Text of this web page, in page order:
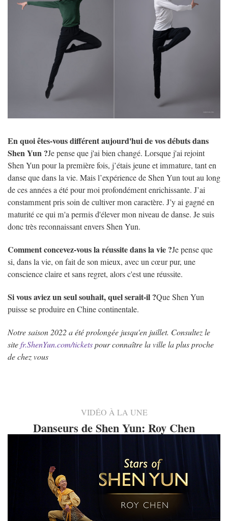
En quoi êtes-vous différent aujourd'hui de vos débuts dans
Shen Yun ?Je pense que j'ai bien changé. Lorsque j'ai rejoint
Shen Yun pour la première fois, j’étais jeune et immature, tant en
danse que dans la vie. Mais l’expérience de Shen Yun tout au long
de ces années a été pour moi profondément enrichissante. J’ai
constamment pris soin de cultiver mon caractère. J’y ai gagné en
maturité ce qui m'a permis d'élever mon niveau de danse. Je suis
donc très reconnaissant envers Shen Yun.
Comment concevez-vous la réussite dans la vie ?Je pense que
si, dans la vie, on fait de son mieux, avec un cœur pur, une
conscience claire et sans regret, alors c'est une réussite.
Si vous aviez un seul souhait, quel serait-il ?Que Shen Yun
puisse se produire en Chine continentale.
Notre saison 2022 a été prolongée jusqu'en juillet. Consultez le
sitefr.ShenYun.com/ticketspour connaître la ville la plus proche
de chez vous
VIDÉO À LA UNE
Danseurs de Shen Yun: Roy Chen